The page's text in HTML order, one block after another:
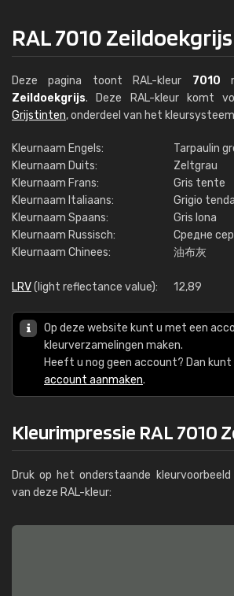
RAL 7010 Zeildoekgrijs
Deze pagina toont RAL-kleur 7010
Zeildoekgrijs. Deze RAL-kleur komt
Grijstinten, onderdeel van het kleursysteem
Kleurnaam Engels:
Tarpaulin
Kleurnaam Duits:
Zeltgrau
Kleurnaam Frans:
Gris tente
Kleurnaam Italiaans:
Grigio tenda
Kleurnaam Spaans:
Gris lona
Kleurnaam Russisch:
Средне
Kleurnaam Chinees:
油布灰
LRV(light reflectance value): 12,89
Op deze website kunt u met een
kleurverzamelingen maken.
Heeft u nog geen account? Dan kunt
account aanmaken.
Kleurimpressie RAL 7010
Druk op het onderstaande
van deze RAL-kleur: